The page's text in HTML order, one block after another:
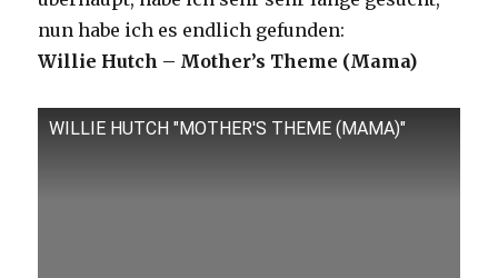
nun habe ich es endlich gefunden:
Willie Hutch – Mother’s Theme (Mama)
WILLIE HUTCH "MOTHER'S THEME (MAMA)"